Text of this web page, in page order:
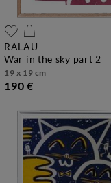
RALAU
war in the sky part 2
19 x 19 cm
190 €